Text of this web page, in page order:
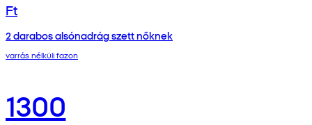
Ft
2 darabos alsónadrág szett nőknek
varrás nélküli fazon
1300